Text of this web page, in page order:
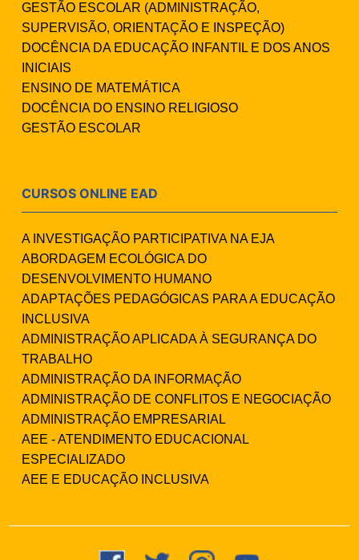
GESTÃO ESCOLAR (ADMINISTRAÇÃO,
SUPERVISÃO, ORIENTAÇÃO E INSPEÇÃO)
DOCÊNCIA DA EDUCAÇÃO INFANTIL E DOS ANOS
INICIAIS
ENSINO DE MATEMÁTICA
DOCÊNCIA DO ENSINO RELIGIOSO
GESTÃO ESCOLAR
CURSOS ONLINE EAD
A INVESTIGAÇÃO PARTICIPATIVA NA EJA
ABORDAGEM ECOLÓGICA DO
DESENVOLVIMENTO HUMANO
ADAPTAÇÕES PEDAGÓGICAS PARA A EDUCAÇÃO
INCLUSIVA
ADMINISTRAÇÃO APLICADA À SEGURANÇA DO
TRABALHO
ADMINISTRAÇÃO DA INFORMAÇÃO
ADMINISTRAÇÃO DE CONFLITOS E NEGOCIAÇÃO
ADMINISTRAÇÃO EMPRESARIAL
AEE - ATENDIMENTO EDUCACIONAL
ESPECIALIZADO
AEE E EDUCAÇÃO INCLUSIVA